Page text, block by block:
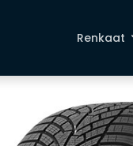
Renkaat